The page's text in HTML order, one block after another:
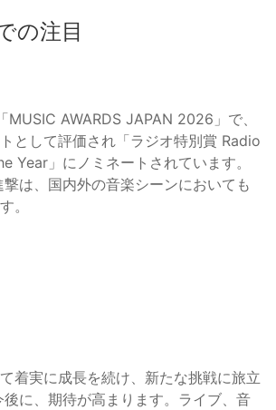
の注目
MUSIC AWARDS JAPAN 2026」で、
として評価され「ラジオ特別賞 Radio
Year」にノミネートされています。
は、国内外の音楽シーンにおいても
。
着実に成長を続け、新たな挑戦に旅立
に、期待が高まります。ライブ、音